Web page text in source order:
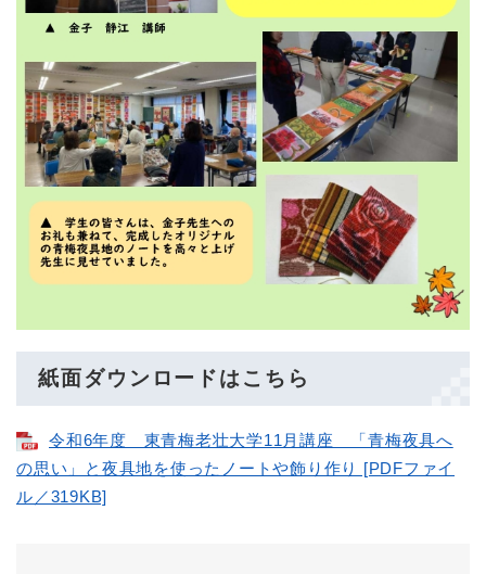
紙面ダウンロードはこちら
令和6年度 東青梅老壮大学11月講座 「青梅夜具へ
の思い」と夜具地を使ったノートや飾り作り [PDFファイ
ル／319KB]